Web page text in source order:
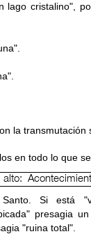
lago cristalino",
la transmutación
en todo lo que
Si está
presagia
"ruina total".